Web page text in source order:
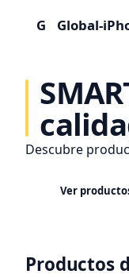
G Global-
Descubre
Ver
Productos